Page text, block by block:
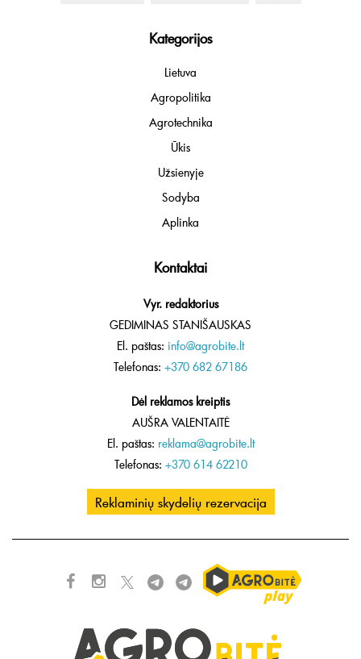
Kategorijos
Lietuva
Agropolitika
Agrotechnika
Ūkis
Užsienyje
Sodyba
Aplinka
Kontaktai
Vyr. redaktorius
GEDIMINAS STANIŠAUSKAS
El. paštas: info@agrobite.lt
Telefonas: +370 682 67186
Dėl reklamos kreiptis
AUŠRA VALENTAITĖ
El. paštas: reklama@agrobite.lt
Telefonas: +370 614 62210
Reklaminių skydelių rezervacija